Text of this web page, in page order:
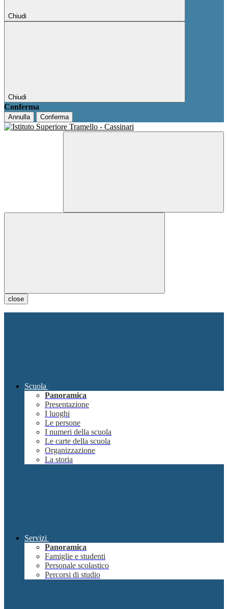
Chiudi
Chiudi
Conferma
Annulla Conferma
close
Scuola
Panoramica
Presentazione
I luoghi
Le persone
I numeri della scuola
Le carte della scuola
Organizzazione
La storia
Servizi
Panoramica
Famiglie e studenti
Personale scolastico
Percorsi di studio